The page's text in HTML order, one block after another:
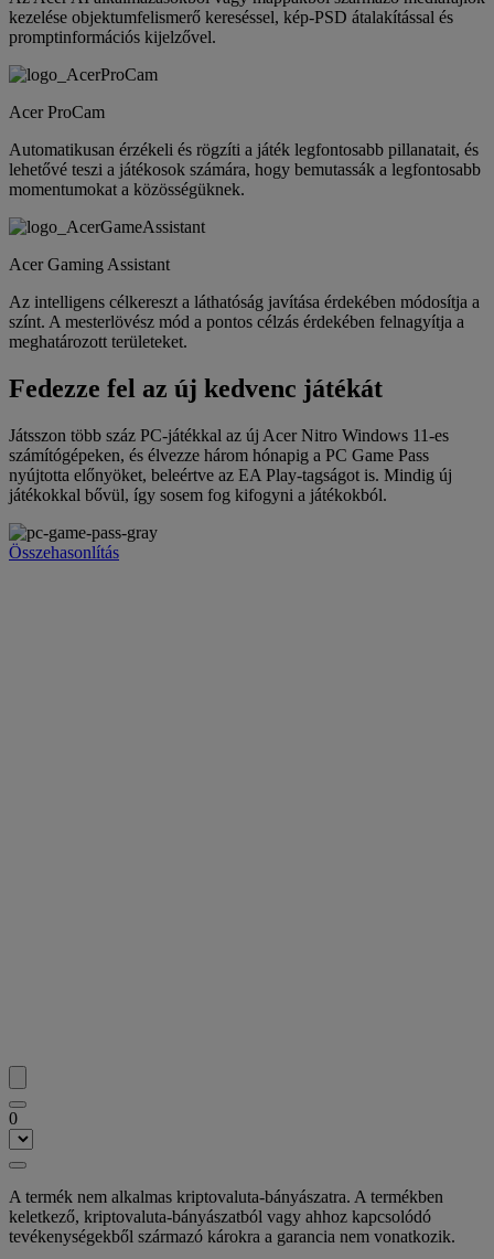
kezelése objektumfelismerő kereséssel, kép-PSD átalakítással és
promptinformációs kijelzővel.
Acer ProCam
Automatikusan érzékeli és rögzíti a játék legfontosabb pillanatait, és
lehetővé teszi a játékosok számára, hogy bemutassák a legfontosabb
momentumokat a közösségüknek.
Acer Gaming Assistant
Az intelligens célkereszt a láthatóság javítása érdekében módosítja a
színt. A mesterlövész mód a pontos célzás érdekében felnagyítja a
meghatározott területeket.
Fedezze fel az új kedvenc játékát
Játsszon több száz PC-játékkal az új Acer Nitro Windows 11-es
számítógépeken, és élvezze három hónapig a PC Game Pass
nyújtotta előnyöket, beleértve az EA Play-tagságot is. Mindig új
játékokkal bővül, így sosem fog kifogyni a játékokból.
Összehasonlítás
0
A termék nem alkalmas kriptovaluta-bányászatra. A termékben
keletkező, kriptovaluta-bányászatból vagy ahhoz kapcsolódó
tevékenységekből származó károkra a garancia nem vonatkozik.